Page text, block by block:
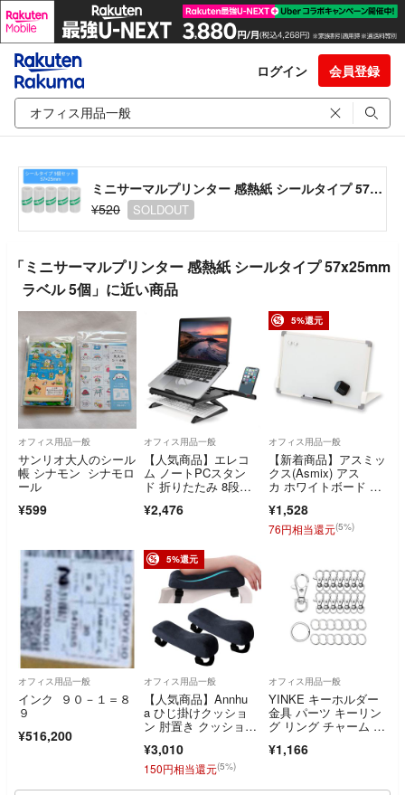
ログイン 会員登録
ミニサーマルプリンター 感熱紙 シールタイプ 57x25mm ラベル 5個
¥520
SOLDOUT
「ミニサーマルプリンター 感熱紙 シールタイプ 57x25mm
ラベル 5個」に近い商品
オフィス用品一般
サンリオ大人のシール
帳 シナモン シナモロ
ール
¥599
オフィス用品一般
【人気商品】エレコ
ム ノートPCスタン
ド 折りたたみ 8段
¥2,476
5%還元
オフィス用品一般
【新着商品】アスミッ
クス(Asmix) アス
カ ホワイトボード ス
¥1,528
76円相当還元(5%)
オフィス用品一般
インク ９０－１＝８
９
¥516,200
5%還元
オフィス用品一般
【人気商品】Annhu
a ひじ掛けクッショ
ン 肘置き クッショ
¥3,010
150円相当還元(5%)
オフィス用品一般
YINKE キーホルダー
金具 パーツ キーリン
グ リング チャーム ナ
¥1,166